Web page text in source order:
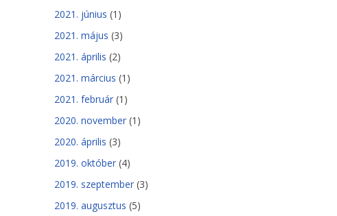
2021. június (1)
2021. május (3)
2021. április (2)
2021. március (1)
2021. február (1)
2020. november (1)
2020. április (3)
2019. október (4)
2019. szeptember (3)
2019. augusztus (5)